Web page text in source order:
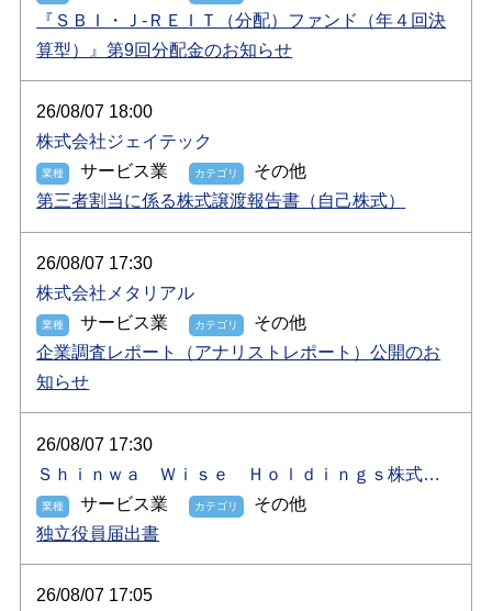
『ＳＢＩ・Ｊ-ＲＥＩＴ（分配）ファンド（年４回決
算型）』第9回分配金のお知らせ
26/08/07 18:00
株式会社ジェイテック
サービス業
その他
第三者割当に係る株式譲渡報告書（自己株式）
26/08/07 17:30
株式会社メタリアル
サービス業
その他
企業調査レポート（アナリストレポート）公開のお
知らせ
26/08/07 17:30
Ｓｈｉｎｗａ Ｗｉｓｅ Ｈｏｌｄｉｎｇｓ株式会
社
サービス業
その他
独立役員届出書
26/08/07 17:05